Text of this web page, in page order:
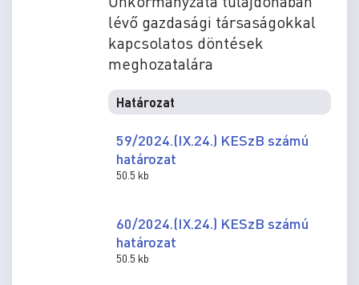
lévő gazdasági társaságokkal
kapcsolatos döntések
meghozatalára
Határozat
59/2024.(IX.24.) KESzB számú
határozat
50.5 kb
60/2024.(IX.24.) KESzB számú
határozat
50.5 kb